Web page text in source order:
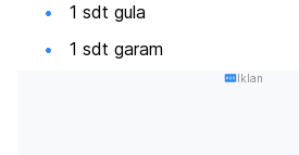
1 sdt gula
1 sdt garam
Iklan